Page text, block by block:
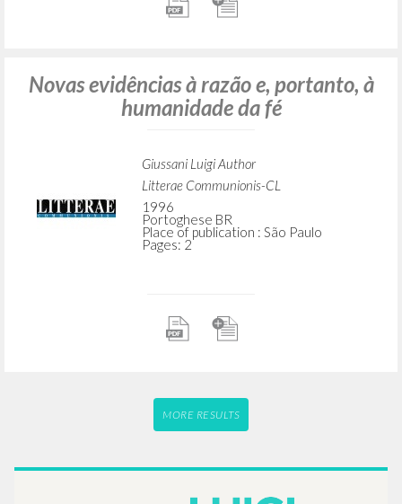
Novas evidências à razão e, portanto, à
humanidade da fé
Giussani Luigi Author
Litterae Communionis-CL
1996
Portoghese BR
Place of publication : São Paulo
Pages: 2
MORE RESULTS